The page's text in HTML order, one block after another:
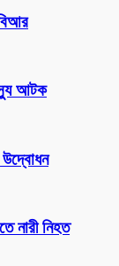
আটক
উদ্বোধন
নারী নিহত